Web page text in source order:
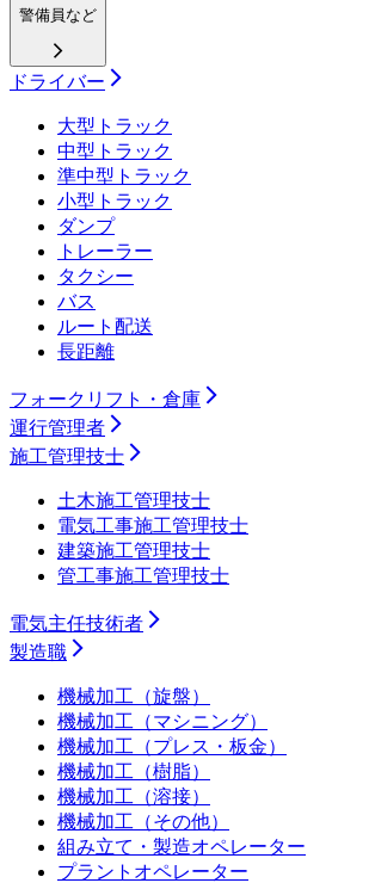
警備員など
ドライバー
大型トラック
中型トラック
準中型トラック
小型トラック
ダンプ
トレーラー
タクシー
バス
ルート配送
長距離
フォークリフト・倉庫
運行管理者
施工管理技士
土木施工管理技士
電気工事施工管理技士
建築施工管理技士
管工事施工管理技士
電気主任技術者
製造職
機械加工（旋盤）
機械加工（マシニング）
機械加工（プレス・板金）
機械加工（樹脂）
機械加工（溶接）
機械加工（その他）
組み立て・製造オペレーター
プラントオペレーター